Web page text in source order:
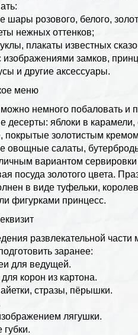
шары розового, белого,
нежных оттенков;
плакаты известных
изображениями замков,
и другие аксессуары.
меню
немного побаловать и
десерты: яблоки в
золотистым
овощные салаты,
вариантом сервировки
посуда золотого цвета.
в виде туфельки,
фигурками принцесс.
развлекательной части
заранее:
для ведущей.
корон из картона.
стразы, пёрышки.
лягушки.